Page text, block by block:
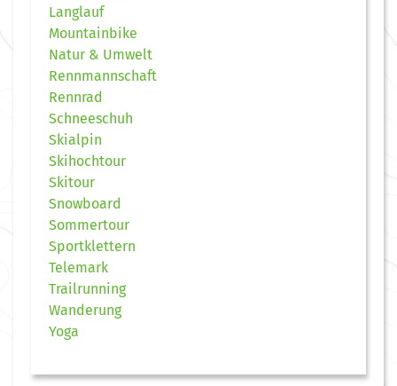
Langlauf
Mountainbike
Natur & Umwelt
Rennmannschaft
Rennrad
Schneeschuh
Skialpin
Skihochtour
Skitour
Snowboard
Sommertour
Sportklettern
Telemark
Trailrunning
Wanderung
Yoga